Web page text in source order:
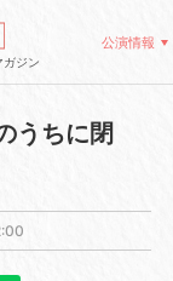
ガジン
公演情報
うちに閉